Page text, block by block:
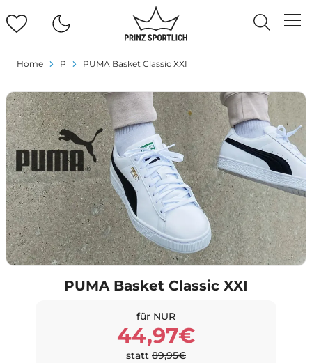
Home P PUMA Basket Classic XXI
PUMA Basket Classic XXI
für NUR
44,97€
statt 89,95€